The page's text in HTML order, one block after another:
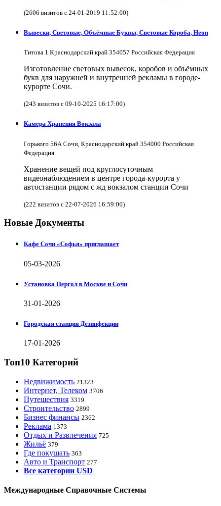
(2606 визитов с 24-01-2019 11:52:00)
Вывески, Световые, Объёмные Буквы, Световые Короба, Неон
Титова 1 Краснодарский край 354057 Российская Федерация
Изготовление световых вывесок, коробов и объёмных
букв для наружней и внутренней рекламы в городе-
курорте Сочи.
(243 визитов с 09-10-2025 16:17:00)
Камера Хранения Вокзала
Горького 56А Сочи, Краснодарский край 354000 Российская
Федерация
Хранение вещей под круглосуточным
видеонаблюдением в центре города-курорта у
автостанции рядом с жд вокзалом станции Сочи
(222 визитов с 22-07-2026 16:59:00)
Новые Документы
Кафе Сочи «Софья» приглашает
05-03-2026
Установка Пергол в Москве и Сочи
31-01-2026
Городская станция Дезинфекции
17-01-2026
Топ10 Категорий
Недвижимость 21323
Интернет, Телеком 3706
Путешествия 3319
Строительство 2899
Бизнес финансы 2362
Реклама 1373
Отдых и Развлечения 725
Жильё 379
Где покушать 363
Авто и Транспорт 277
Все категории USD
Международные Справочные Системы